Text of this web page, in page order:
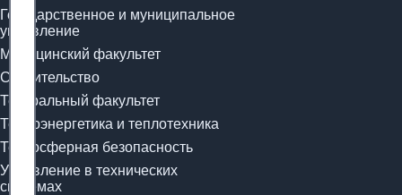
Государственное и муниципальное
управление
Медицинский факультет
Строительство
Театральный факультет
Теплоэнергетика и теплотехника
Техносферная безопасность
Управление в технических
системах